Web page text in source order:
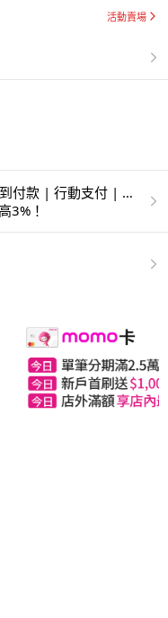
活動賣場
付款 | 行動支付 | 超
3%！